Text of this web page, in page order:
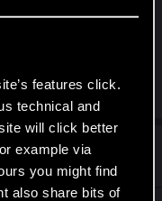
features click.
technical and
will click better
example via
you might find
also share bits of
Jun 27, 2025